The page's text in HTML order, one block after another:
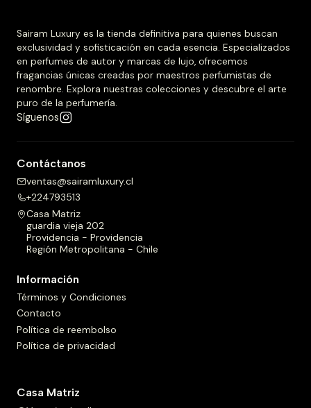
Sairam Luxury es la tienda definitiva para quienes buscan
exclusividad y sofisticación en cada esencia. Especializados
en perfumes de autor y marcas de lujo, ofrecemos
fragancias únicas creadas por maestros perfumistas de
renombre. Explora nuestras colecciones y descubre el arte
puro de la perfumería.
Síguenos
Contáctanos
ventas@sairamluxury.cl
+224793513
Casa Matriz
guardia vieja 202
Providencia - Providencia
Región Metropolitana - Chile
Información
Términos y Condiciones
Contacto
Política de reembolso
Política de privacidad
Casa Matriz